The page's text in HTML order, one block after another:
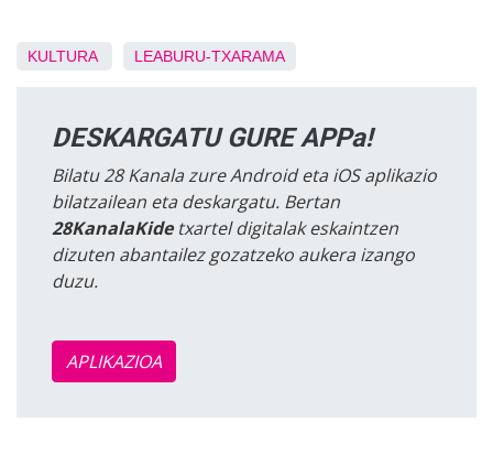
KULTURA LEABURU-TXARAMA
DESKARGATU GURE APPa!
Bilatu 28 Kanala zure Android eta iOS aplikazio
bilatzailean eta deskargatu. Bertan
28KanalaKidetxartel digitalak eskaintzen
dizuten abantailez gozatzeko aukera izango
duzu.
APLIKAZIOA